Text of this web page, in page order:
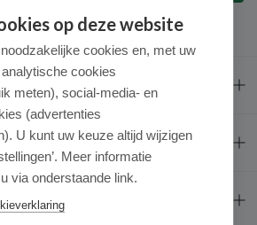
op deze website
cookies en, met uw
cookies
meten), social-media- en
(advertenties
U kunt uw keuze altijd wijzigen
Meer informatie
via onderstaande link.